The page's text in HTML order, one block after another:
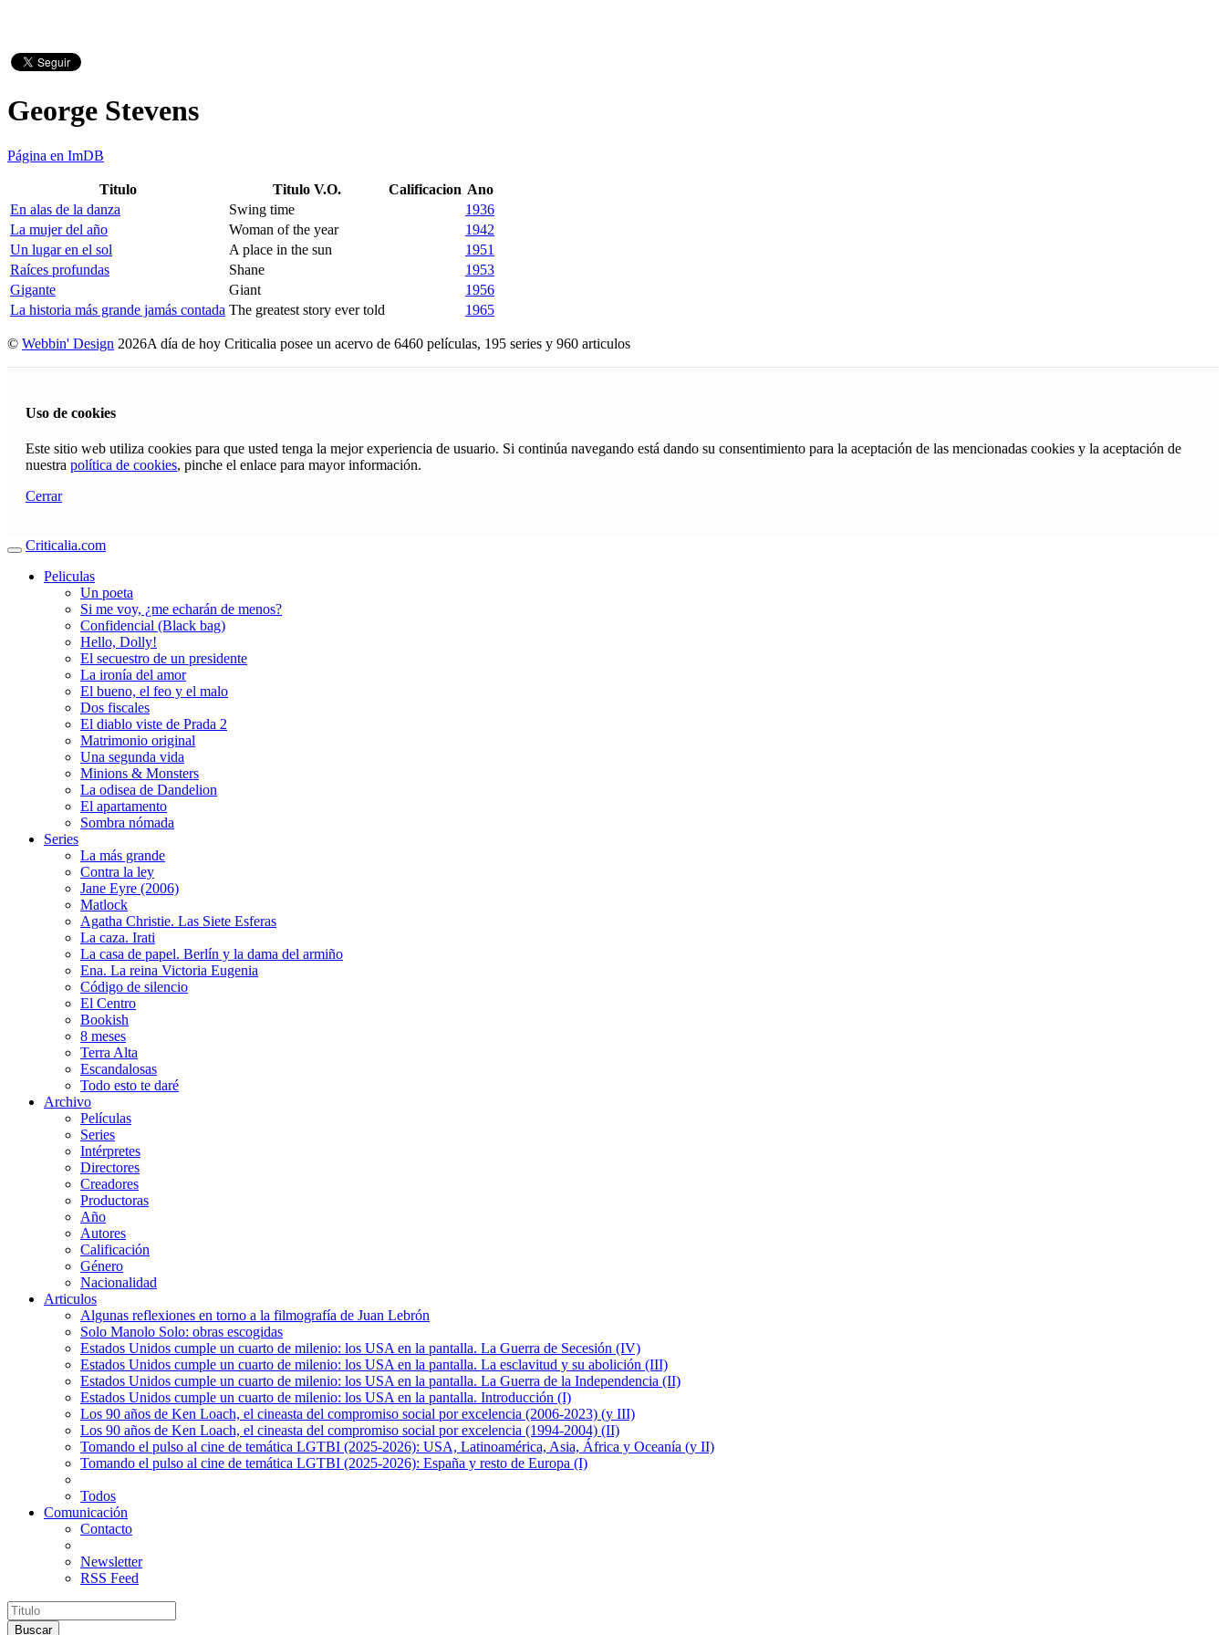
George Stevens
Página en ImDB
Titulo Titulo V.O. Calificacion Ano
En alas de la danza
Swing time
1936
La mujer del año
Woman of the year
1942
Un lugar en el sol
A place in the sun
1951
Raíces profundas
Shane
1953
Gigante
Giant
1956
La historia más grande jamás contada The greatest story ever told 1965
© Webbin' Design 2026A día de hoy Criticalia posee un acervo de 6460 películas, 195 series y 960 articulos
Uso de cookies
Este sitio web utiliza cookies para que usted tenga la mejor experiencia de usuario. Si continúa navegando está dando su consentimiento para la aceptación de las mencionadas cookies y la aceptación de
nuestra política de cookies, pinche el enlace para mayor información.
Cerrar
Criticalia.com
Peliculas
Un poeta
Si me voy, ¿me echarán de menos?
Confidencial (Black bag)
Hello, Dolly!
El secuestro de un presidente
La ironía del amor
El bueno, el feo y el malo
Dos fiscales
El diablo viste de Prada 2
Matrimonio original
Una segunda vida
Minions & Monsters
La odisea de Dandelion
El apartamento
Sombra nómada
Series
La más grande
Contra la ley
Jane Eyre (2006)
Matlock
Agatha Christie. Las Siete Esferas
La caza. Irati
La casa de papel. Berlín y la dama del armiño
Ena. La reina Victoria Eugenia
Código de silencio
El Centro
Bookish
8 meses
Terra Alta
Escandalosas
Todo esto te daré
Archivo
Películas
Series
Intérpretes
Directores
Creadores
Productoras
Año
Autores
Calificación
Género
Nacionalidad
Articulos
Algunas reflexiones en torno a la filmografía de Juan Lebrón
Solo Manolo Solo: obras escogidas
Estados Unidos cumple un cuarto de milenio: los USA en la pantalla. La Guerra de Secesión (IV)
Estados Unidos cumple un cuarto de milenio: los USA en la pantalla. La esclavitud y su abolición (III)
Estados Unidos cumple un cuarto de milenio: los USA en la pantalla. La Guerra de la Independencia (II)
Estados Unidos cumple un cuarto de milenio: los USA en la pantalla. Introducción (I)
Los 90 años de Ken Loach, el cineasta del compromiso social por excelencia (2006-2023) (y III)
Los 90 años de Ken Loach, el cineasta del compromiso social por excelencia (1994-2004) (II)
Tomando el pulso al cine de temática LGTBI (2025-2026): USA, Latinoamérica, Asia, África y Oceanía (y II)
Tomando el pulso al cine de temática LGTBI (2025-2026): España y resto de Europa (I)
Todos
Comunicación
Contacto
Newsletter
RSS Feed
Buscar